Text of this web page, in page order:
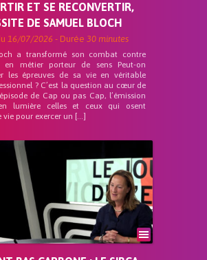
ET SE RECONVERTIR,
DE SAMUEL BLOCH
16/07/2026 - Durée 30 minutes
a transformé son combat contre
en métier porteur de sens Peut-on
les épreuves de sa vie en véritable
? C’est la question au cœur de
de Cap ou pas Cap, l’émission
lumière celles et ceux qui osent
vie pour exercer un […]